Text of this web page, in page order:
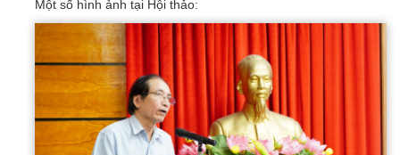
Một số hình ảnh tại Hội thảo: